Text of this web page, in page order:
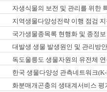
자생식물의 보전 및 관리를 위한
지역생물다양성전략 이행 점검
국가생물종목록 현행화 및 종정
대발생 생물 발생원인 및 관리방
독도울릉도 생물자원의 유전체
한국 생물다양성 관측네트워크
화분매개곤충의 생태계서비스 평